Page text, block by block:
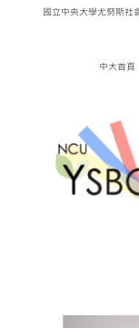
國立中央大學尤努斯社
中大首頁